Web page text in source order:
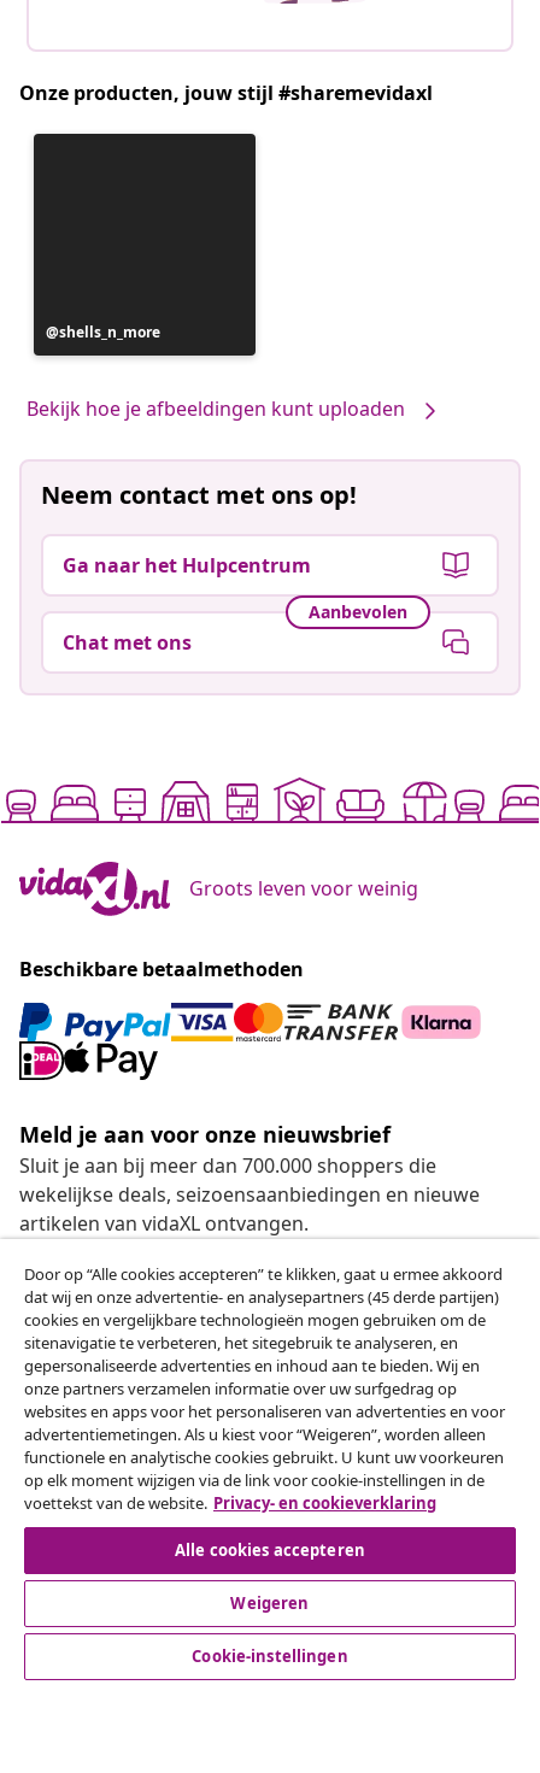
Onze producten, jouw stijl #sharemevidaxl
Bericht
gepubliceerd
shells_n_more
Bekijk hoe je afbeeldingen kunt uploaden
Neem contact met ons op!
Ga naar het Hulpcentrum
Aanbevolen
Chat met ons
Groots leven voor weinig
Beschikbare betaalmethoden
Meld je aan voor onze nieuwsbrief
Sluit je aan bij meer dan 700.000 shoppers die
wekelijkse deals, seizoensaanbiedingen en nieuwe
artikelen van vidaXL ontvangen.
Onze sociale media
Herroeping van de overeenkomst
Een annulering voor je bestelling indienen
Herroeping van de overeenkomst
Door op “Alle cookies accepteren” te klikken, gaat u ermee akkoord
dat wij en onze advertentie- en analysepartners (45 derde partijen)
cookies en vergelijkbare technologieën mogen gebruiken om de
sitenavigatie te verbeteren, het sitegebruik te analyseren, en
gepersonaliseerde advertenties en inhoud aan te bieden. Wij en
onze partners verzamelen informatie over uw surfgedrag op
websites en apps voor het personaliseren van advertenties en voor
advertentiemetingen. Als u kiest voor “Weigeren”, worden alleen
functionele en analytische cookies gebruikt. U kunt uw voorkeuren
op elk moment wijzigen via de link voor cookie-instellingen in de
voettekst van de website. Privacy- en cookieverklaring
Alle cookies accepteren
Weigeren
Cookie-instellingen